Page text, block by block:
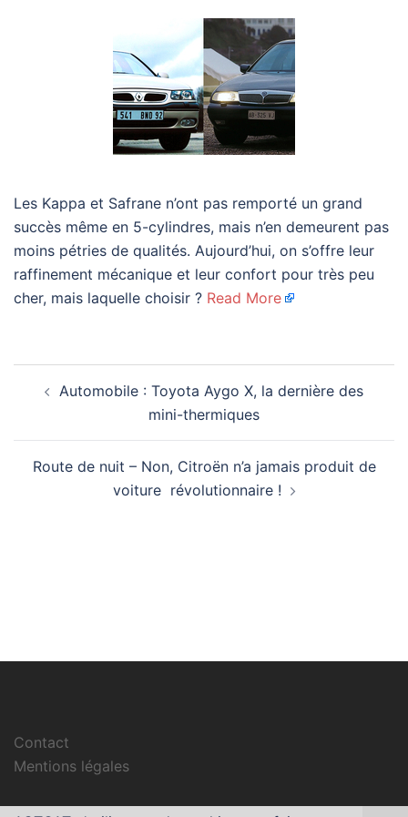
Les Kappa et Safrane n’ont pas remporté un grand
succès même en 5-cylindres, mais n’en demeurent pas
moins pétries de qualités. Aujourd’hui, on s’offre leur
raffinement mécanique et leur confort pour très peu
cher, mais laquelle choisir ? Read More
d’articleAutomobile : Toyota Aygo X, la dernière des
mini-thermiques
Route de nuit – Non, Citroën n’a jamais produit de
voiture révolutionnaire !
Contact
Mentions légales